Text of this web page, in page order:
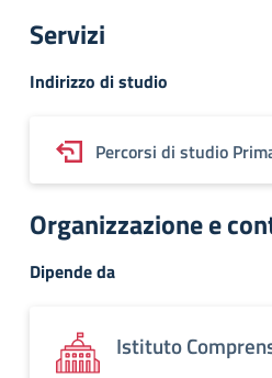
Servizi
Indirizzo di studio
Percorsi di studio
Organizzazione e
Dipende da
Istituto